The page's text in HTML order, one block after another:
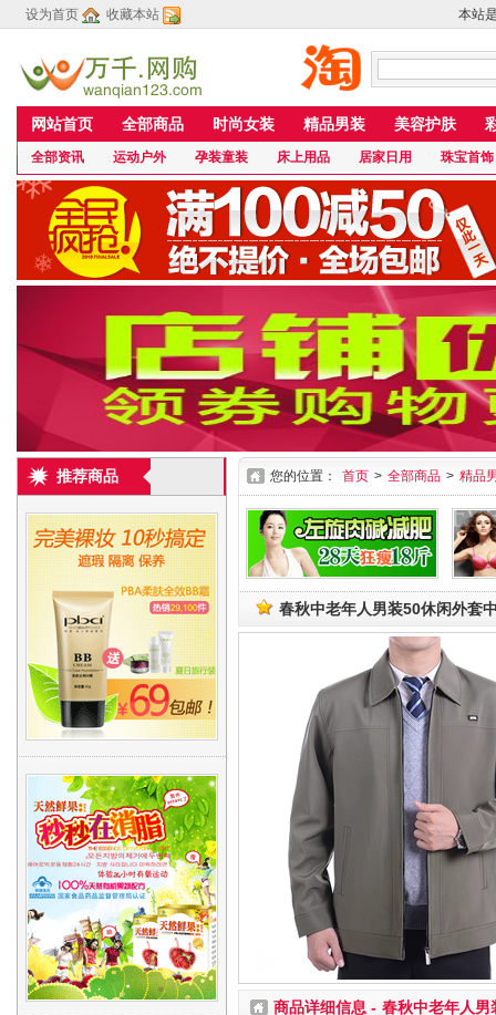
设为首页 收藏本站 本站
网站首页 全部商品 时尚女装 精品男装 美容护肤
全部资讯 运动户外 孕装童装 床上用品 居家日用 珠宝首饰
推荐商品 您的位置： 首页 > 全部商品 > 精品
春秋中老年人男装50休闲外套
商品详细信息 - 春秋中老年人男